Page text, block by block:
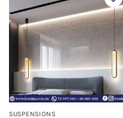
SUSPENSIONS